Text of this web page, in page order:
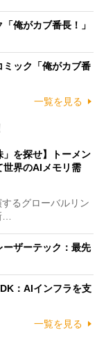
俺がカブ番長！」
ック「俺がカブ番
一覧を見る
」を探せ】トーメン
世界のAIメモリ需
るグローバルリン
ーザーテック：最先
：AIインフラを支
一覧を見る